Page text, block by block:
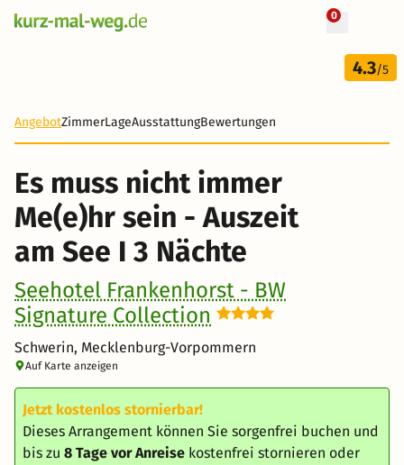
0
4 Tage
194 €
4.3/5
AngebotZimmerLageAusstattungBewertungen
Es muss nicht immer
Me(e)hr sein - Auszeit
am See I 3 Nächte
Seehotel Frankenhorst - BW
Signature Collection
Schwerin, Mecklenburg-Vorpommern
Auf Karte anzeigen
Jetzt kostenlos stornierbar!
Dieses Arrangement können Sie sorgenfrei buchen und
bis zu 8 Tage vor Anreise kostenfrei stornieren oder